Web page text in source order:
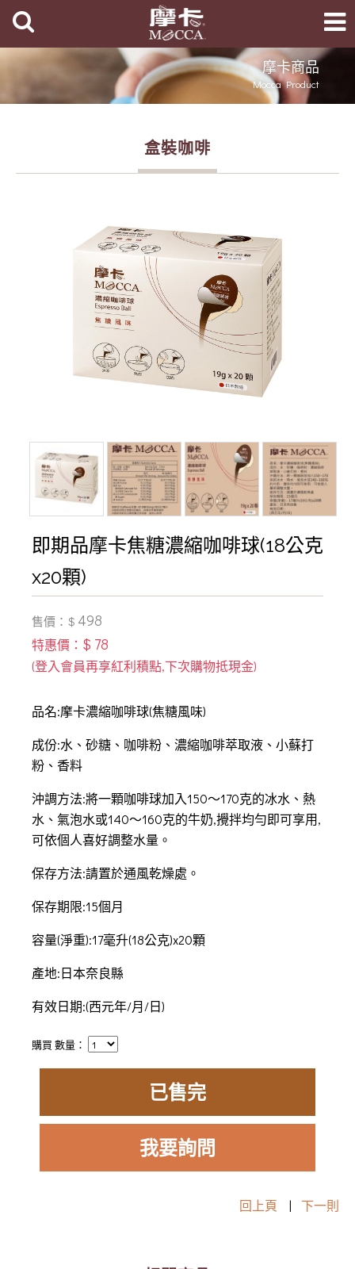
摩卡商品
Mocca Product
盒裝咖啡
即期品摩卡焦糖濃縮咖啡球(18公克
x20顆)
售價：$ 498
特惠價： $ 78
品名:摩卡濃縮咖啡球(焦糖風味)
成份:水、砂糖、咖啡粉、濃縮咖啡萃取液、小蘇打
粉、香料
沖調方法:將一顆咖啡球加入150〜170克的冰水、熱
水、氣泡水或140〜160克的牛奶,攪拌均勻即可享用,
可依個人喜好調整水量。
保存方法:請置於通風乾燥處。
保存期限:15個月
容量(淨重):17毫升(18公克)x20顆
產地:日本奈良縣
有效日期:(西元年/月/日)
購買 數量：
已售完
我要詢問
回上頁 | 下一則